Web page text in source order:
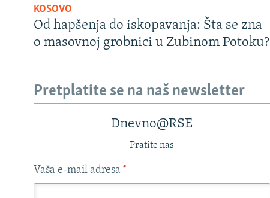
KOSOVO
Od hapšenja do iskopavanja: Šta se zna
o masovnoj grobnici u Zubinom Potoku?
Pretplatite se na naš newsletter
Dnevno@RSE
Pratite nas
Vaša e-mail adresa *